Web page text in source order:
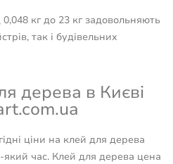
0,048 кг до 23 кг задовольняють
так і будівельних
дерева в Києві
ціни на клей для дерева
час. Клей для дерева цена